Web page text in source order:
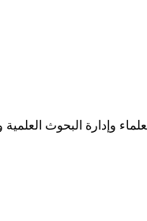
رئيس هيئة كبار العلماء